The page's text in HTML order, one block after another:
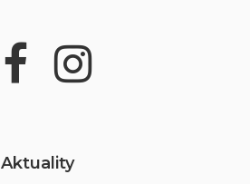
Aktuality